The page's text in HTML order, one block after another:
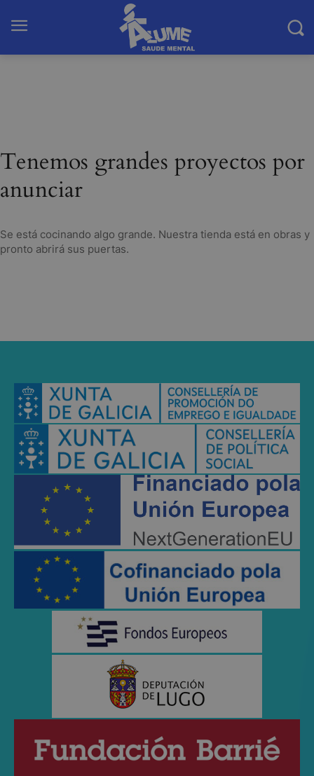
Tenemos grandes proyectos por
anunciar
Se está cocinando algo grande. Nuestra tienda está en obras y
pronto abrirá sus puertas.